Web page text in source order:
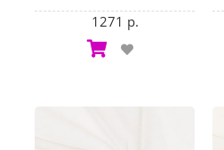
1271 р.